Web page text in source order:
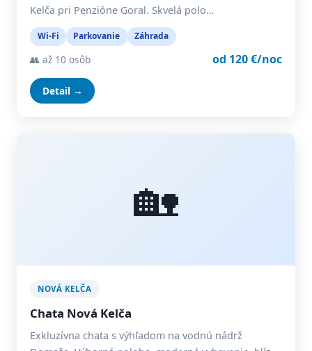
Kelča pri Penzióne Goral. Skvelá polo…
Wi-Fi Parkovanie Záhrada
👥 až 10 osôb od 120 €/noc
Detail →
🏡
NOVÁ KELČA
Chata Nová Kelča
Exkluzívna chata s výhľadom na vodnú nádrž